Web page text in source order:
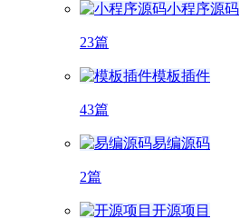
小程序源码
23篇
模板插件
43篇
易编源码
2篇
开源项目